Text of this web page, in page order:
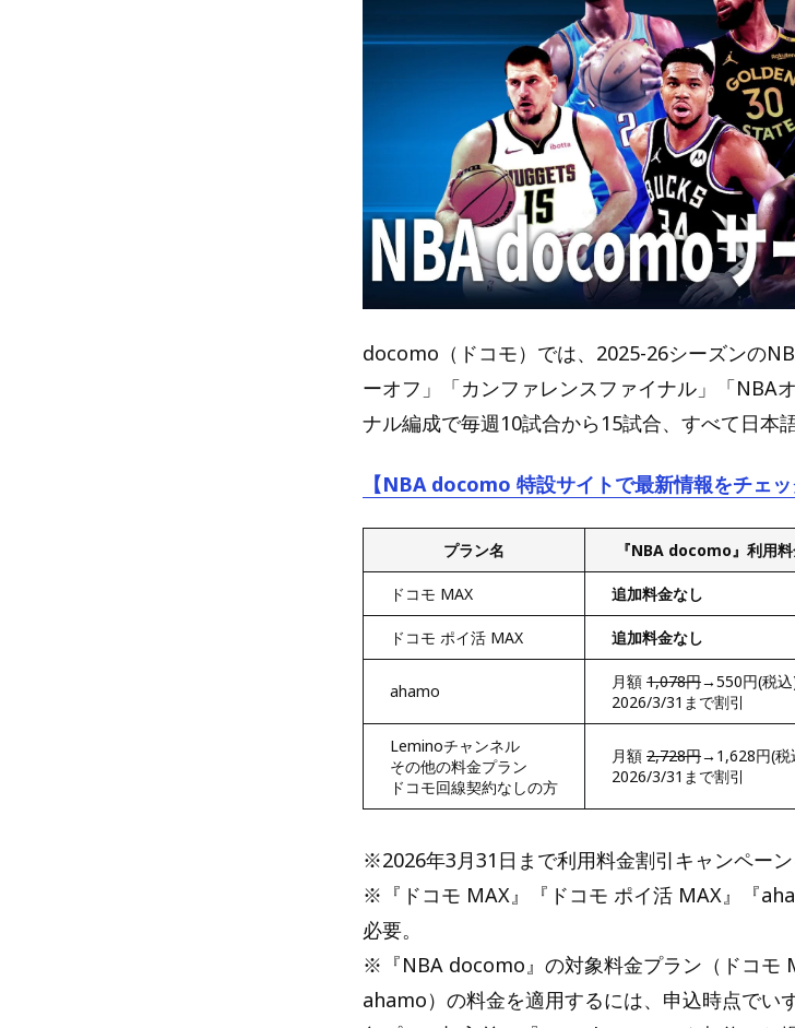
docomo（ドコモ）では、2025-26シーズンの
ーオフ」「カンファレンスファイナル」「NBA
ナル編成で毎週10試合から15試合、すべて日本
【NBA docomo 特設サイトで最新情報をチェッ
プラン名 『NBA docomo』利用
ドコモ MAX 追加料金なし
ドコモ ポイ活 MAX 追加料金なし
ahamo 月額 1,078円→550円(税
2026/3/31まで割引
Leminoチャンネル
その他の料金プラン
ドコモ回線契約なしの方
月額 2,728円→1,628円(税
2026/3/31まで割引
※2026年3月31日まで利用料金割引キャンペー
※『ドコモ MAX』『ドコモ ポイ活 MAX』『
必要。
※『NBA docomo』の対象料金プラン（ドコモ
ahamo）の料金を適用するには、申込時点でい